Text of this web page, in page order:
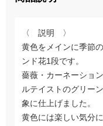
〈 説明 〉
黄色をメインに季節
ンド花1段です。
薔薇・カーネーショ
ルテイストのグリー
象に仕上げました。
黄色には楽しい気分